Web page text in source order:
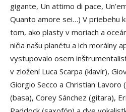
gigante, Un attimo di pace,
Quanto amore sei…) V priebehu
tom, ako plasty v moriach a
ničia našu planétu a ich morálny
vystupovalo osem
v zložení Luca Scarpa (klavír),
Giorgio Secco a Christian Lavoro
(basa), Corey Sánchez (gitara),